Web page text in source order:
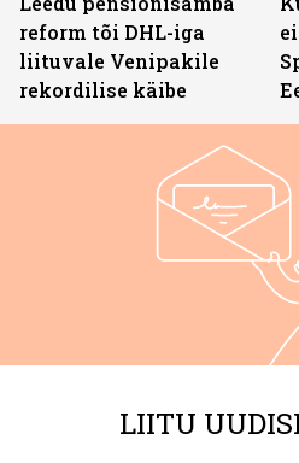
reform tõi DHL-iga
liituvale Venipakile
rekordilise käibe
LIITU